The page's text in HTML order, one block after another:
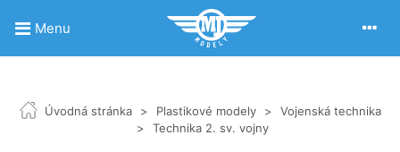
Menu
Úvodná stránka > Plastikové modely >
Vojenská technika
>
Technika 2. sv. vojny